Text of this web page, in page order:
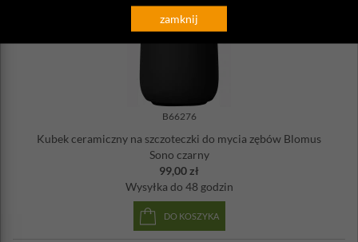
zamknij
B66276
Kubek ceramiczny na szczoteczki do mycia zębów Blomus
Sono czarny
99,00 zł
Wysyłka do 48 godzin
DO KOSZYKA